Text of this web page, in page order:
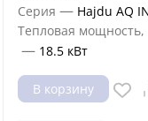
Серия — Hajdu AQ
Тепловая мощность,
— 18.5 кВт
В корзину